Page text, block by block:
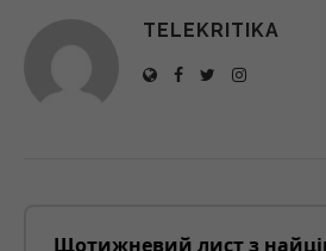
TELEKRITIKA
Щотижневий лист з